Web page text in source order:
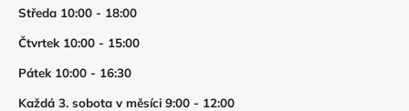
Středa 10:00 - 18:00
Čtvrtek 10:00 - 15:00
Pátek 10:00 - 16:30
Každá 3. sobota v měsíci 9:00 - 12:00